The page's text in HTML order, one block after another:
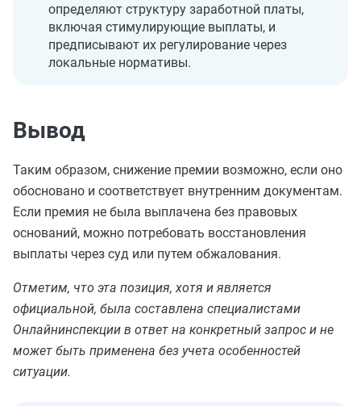
определяют структуру заработной платы,
включая стимулирующие выплаты, и
предписывают их регулирование через
локальные нормативы.
Вывод
Таким образом, снижение премии возможно, если оно
обосновано и соответствует внутренним документам.
Если премия не была выплачена без правовых
оснований, можно потребовать восстановления
выплаты через суд или путем обжалования.
Отметим, что эта позиция, хотя и является
официальной, была составлена специалистами
Онлайнинспекции в ответ на конкретный запрос и не
может быть применена без учета особенностей
ситуации.